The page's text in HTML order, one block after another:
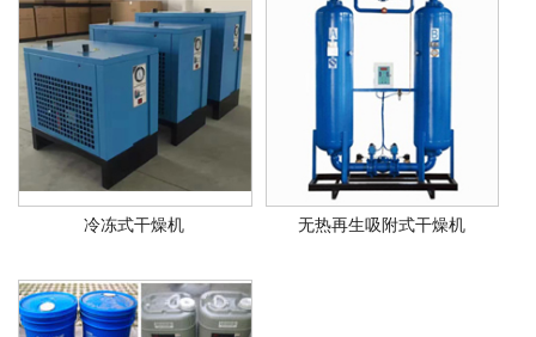
冷冻式干燥机 无热再生吸附式干燥机